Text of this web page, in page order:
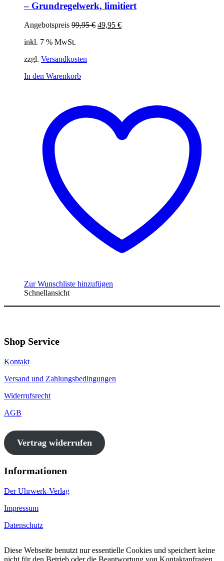
– Grundregelwerk, limitiert
Angebotspreis 99,95€ Ursprünglicher
49,95 €Aktueller
inkl. 7 % MwSt.
zzgl. Versandkosten
In den Warenkorb
Zur Wunschliste hinzufügen
Schnellansicht
Shop Service
Kontakt
Versand und Zahlungsbedingungen
Widerrufsrecht
AGB
Vertrag widerrufen
Informationen
Der Uhrwerk-Verlag
Impressum
Datenschutz
Diese Webseite benutzt nur essentielle Cookies und speichert keine